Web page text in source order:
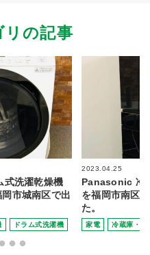
リの記事
洗濯乾燥機
市城南区で出
ドラム式洗濯機
2023.04.25
Panasonic 冷
を福岡市南区
た。
家電 冷蔵庫・冷